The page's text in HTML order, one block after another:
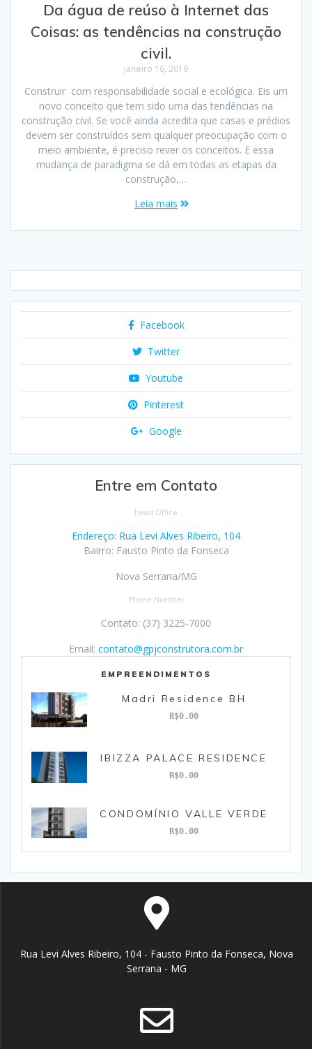
Da água de reúso à Internet das
Coisas: as tendências na construção
civil.
janeiro 16, 2019
Construir com responsabilidade social e ecológica. Eis um
novo conceito que tem sido uma das tendências na
construção civil. Se você ainda acredita que casas e prédios
devem ser construídos sem qualquer preocupação com o
meio ambiente, é preciso rever os conceitos. E essa
mudança de paradigma se dá em todas as etapas da
construção,…
Leia mais
Facebook
Twitter
Youtube
Pinterest
Google
Entre em Contato
head Office
Endereço: Rua Levi Alves Ribeiro, 104
Bairro: Fausto Pinto da Fonseca
Nova Serrana/MG
Phone Number
Contato: (37) 3225-7000
Email: contato@gpjconstrutora.com.br
EMPREENDIMENTOS
Madri Residence BH
R$0.00
IBIZZA PALACE RESIDENCE
R$0.00
CONDOMÍNIO VALLE VERDE
R$0.00
Rua Levi Alves Ribeiro, 104 - Fausto Pinto da Fonseca, Nova
Serrana - MG